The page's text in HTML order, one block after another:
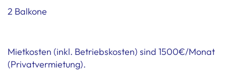
2 Balkone
Mietkosten (inkl. Betriebskosten) sind 1500€/Monat
(Privatvermietung).